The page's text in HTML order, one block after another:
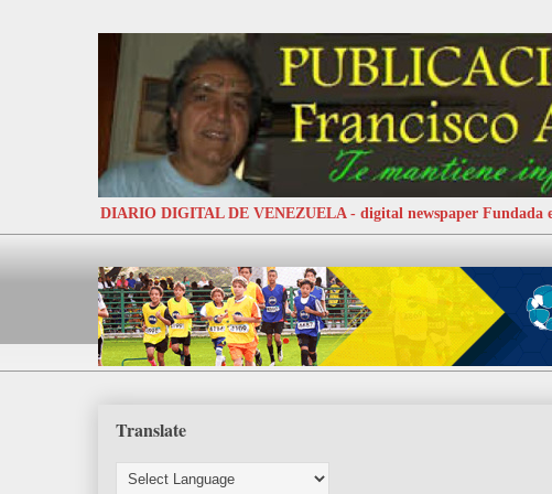
DIARIO DIGITAL DE VENEZUELA - digital newspaper Fundada
Translate